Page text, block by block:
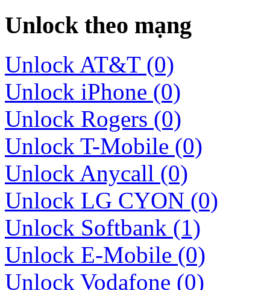
Unlock theo mạng
Unlock AT&T (0)
Unlock iPhone (0)
Unlock Rogers (0)
Unlock T-Mobile (0)
Unlock Anycall (0)
Unlock LG CYON (0)
Unlock Softbank (1)
Unlock E-Mobile (0)
Unlock Vodafone (0)